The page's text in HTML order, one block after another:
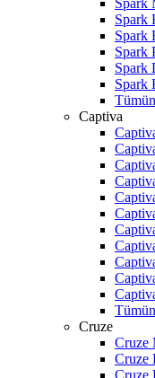
Spark
Spark
Spark
Spark
Spark
Spark
Captiva
Cruze
Cruze
Cruze
Cruze